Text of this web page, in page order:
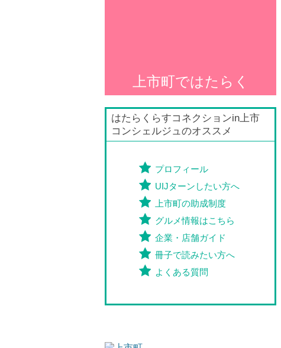
上市町ではたらく
はたらくらすコネクションin上市
コンシェルジュのオススメ
プロフィール
UIJターンしたい方へ
上市町の助成制度
グルメ情報はこちら
企業・店舗ガイド
冊子で読みたい方へ
よくある質問